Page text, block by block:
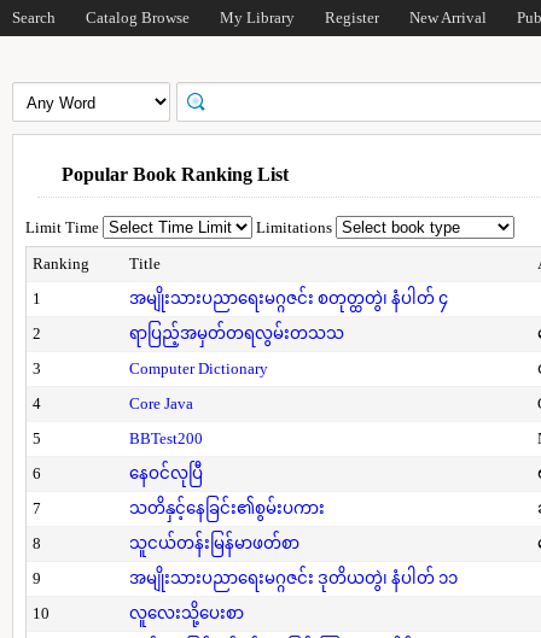
Search Catalog Browse My Library Register New Arrival
Popular Book Ranking List
Limit Time
Limitations
Ranking
Title
1
အမျိုးသားပညာရေးမဂ္ဂဇင်း စတုတ္ထတွဲ၊ နံပါတ် ၄
2
ရာပြည့်အမှတ်တရလွမ်းတသသ
3
Computer Dictionary
4
Core Java
5
BBTest200
6
နေဝင်လုပြီ
7
သတိနှင့်နေခြင်း၏စွမ်းပကား
8
သူငယ်တန်းမြန်မာဖတ်စာ
9
အမျိုးသားပညာရေးမဂ္ဂဇင်း ဒုတိယတွဲ၊ နံပါတ် ၁၁
10
လူလေးသို့ပေးစာ